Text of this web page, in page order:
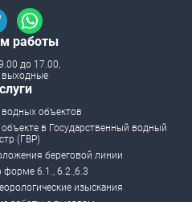
работы
до 17.00,
выходные
объектов
в Государственный водный
(ГВР)
береговой линии
форме 6.1., 6.2.,6.3
изыскания